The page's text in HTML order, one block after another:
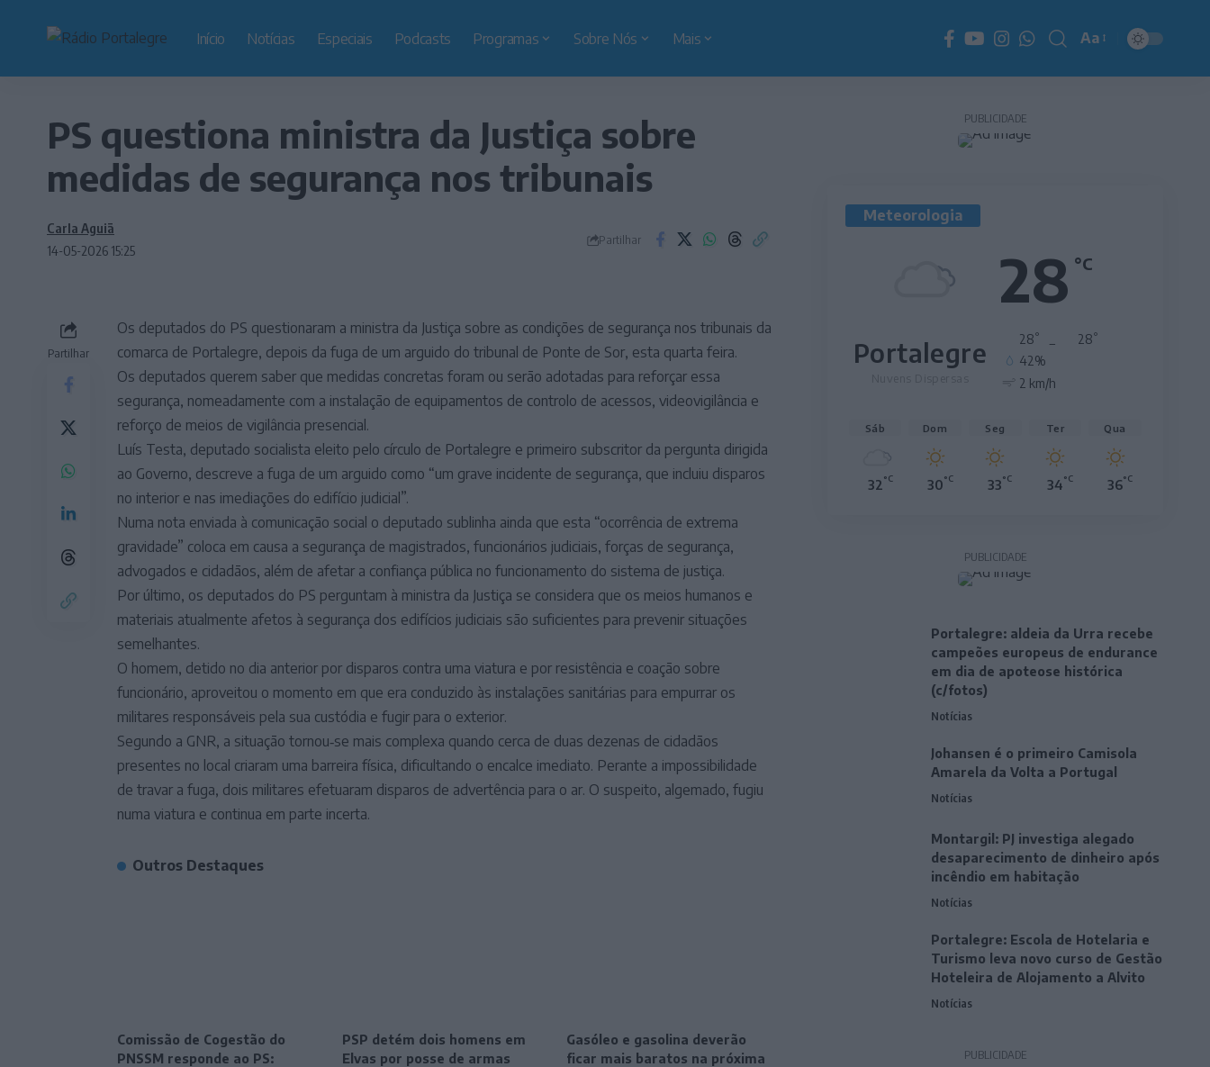
Início Notícias Especiais Podcasts Programas Sobre Nós Mais
Redimensionador
de
Aa
PS questiona ministra da Justiça sobre
medidas de segurança nos tribunais
14-05-2026 15:25
Carla Aguiã
Partilhar
Partilhar
Os deputados do PS questionaram a ministra da Justiça sobre as condições de segurança nos tribunais da
comarca de Portalegre, depois da fuga de um arguido do tribunal de Ponte de Sor, esta quarta feira.
Os deputados querem saber que medidas concretas foram ou serão adotadas para reforçar essa
segurança, nomeadamente com a instalação de equipamentos de controlo de acessos, videovigilância e
reforço de meios de vigilância presencial.
Luís Testa, deputado socialista eleito pelo círculo de Portalegre e primeiro subscritor da pergunta dirigida
ao Governo, descreve a fuga de um arguido como “um grave incidente de segurança, que incluiu disparos
no interior e nas imediações do edifício judicial”.
Numa nota enviada à comunicação social o deputado sublinha ainda que esta “ocorrência de extrema
gravidade” coloca em causa a segurança de magistrados, funcionários judiciais, forças de segurança,
advogados e cidadãos, além de afetar a confiança pública no funcionamento do sistema de justiça.
Por último, os deputados do PS perguntam à ministra da Justiça se considera que os meios humanos e
materiais atualmente afetos à segurança dos edifícios judiciais são suficientes para prevenir situações
semelhantes.
O homem, detido no dia anterior por disparos contra uma viatura e por resistência e coação sobre
funcionário, aproveitou o momento em que era conduzido às instalações sanitárias para empurrar os
militares responsáveis pela sua custódia e fugir para o exterior.
Segundo a GNR, a situação tornou‑se mais complexa quando cerca de duas dezenas de cidadãos
presentes no local criaram uma barreira física, dificultando o encalce imediato. Perante a impossibilidade
de travar a fuga, dois militares efetuaram disparos de advertência para o ar. O suspeito, algemado, fugiu
numa viatura e continua em parte incerta.
Outros Destaques
Comissão de Cogestão do
PNSSM responde ao PS:
PSP detém dois homens em
Elvas por posse de armas
Gasóleo e gasolina deverão
ficar mais baratos na próxima
PUBLICIDADE
Meteorologia
28 °C
Portalegre 28° 28°
42%
2 km/h
Sáb
32°C
Dom
30°C
Seg
33°C
Ter
34°C
Qua
36°C
PUBLICIDADE
Portalegre: aldeia da Urra recebe
campeões europeus de endurance
em dia de apoteose histórica
(c/fotos)
Notícias
Johansen é o primeiro Camisola
Amarela da Volta a Portugal
Notícias
Montargil: PJ investiga alegado
desaparecimento de dinheiro após
incêndio em habitação
Notícias
Portalegre: Escola de Hotelaria e
Turismo leva novo curso de Gestão
Hoteleira de Alojamento a Alvito
Notícias
PUBLICIDADE